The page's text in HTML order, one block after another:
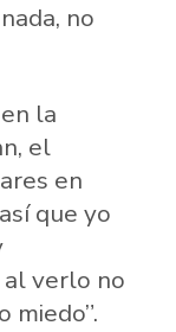
no
la
el
en
que yo
verlo no
miedo”.